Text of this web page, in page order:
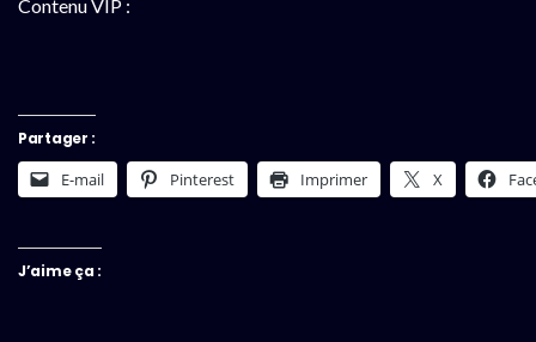
Contenu VIP :
Partager :
E-mail Pinterest Imprimer X
J’aime ça :